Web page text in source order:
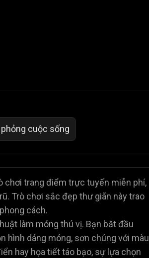
cuộc sống
chơi trang điểm trực tuyến miễn phí,
Trò chơi sắc đẹp thư giãn này trao
cách.
làm móng thú vị. Bạn bắt đầu
hình dáng móng, sơn chúng với màu
hay họa tiết táo bạo, sự lựa chọn